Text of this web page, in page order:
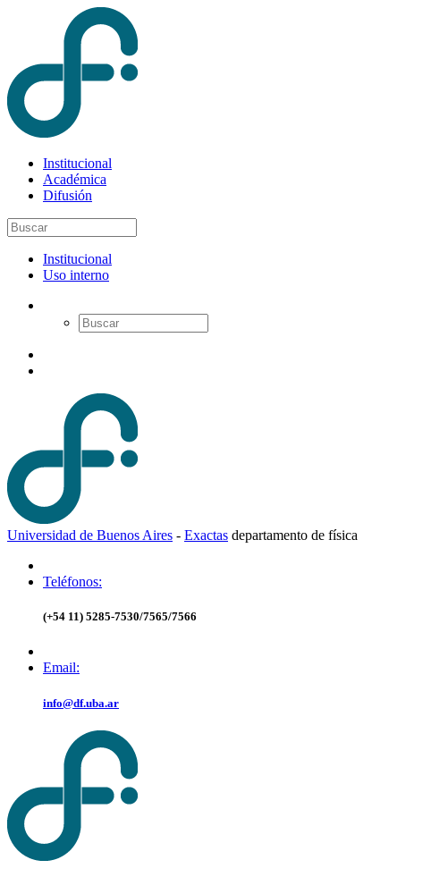
Institucional
Académica
Difusión
Institucional
Uso interno
Universidad de Buenos Aires - Exactas departamento de física
Teléfonos:
(+54 11) 5285-7530/7565/7566
Email:
info@df.uba.ar